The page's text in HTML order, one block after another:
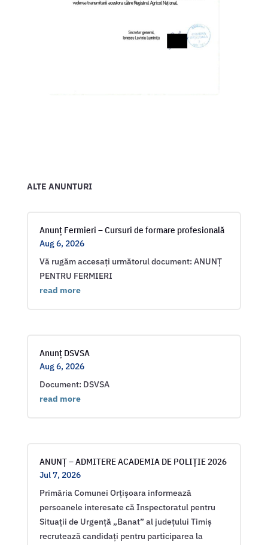
ALTE ANUNTURI
Anunț Fermieri – Cursuri de formare profesională
Aug 6, 2026
Vă rugăm accesați următorul document: ANUNȚ
PENTRU FERMIERI
read more
Anunț DSVSA
Aug 6, 2026
Document: DSVSA
read more
ANUNȚ – ADMITERE ACADEMIA DE POLIȚIE 2026
Jul 7, 2026
Primăria Comunei Orțișoara informează
persoanele interesate că Inspectoratul pentru
Situații de Urgență „Banat” al județului Timiș
recrutează candidați pentru participarea la